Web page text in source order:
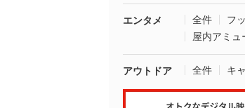
エンタメ 全件 フ
屋内アミュ
アウトドア 全件 キ